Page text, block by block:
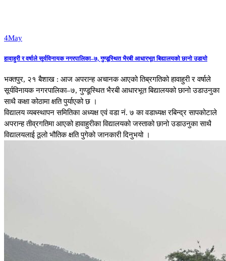
4May
हावाहुरी र वर्षाले सूर्यविनायक नगरपालिका–७, गुण्डूस्थित भैरबी आधारभूत बिद्यालयको छानो उडायो
भक्तपुर, २१ बैशाख : आज अपरान्ह अचानक आएको तिब्रगतिको हावाहुरी र वर्षाले
सूर्यविनायक नगरपालिका–७, गुण्डूस्थित भैरबी आधारभूत बिद्यालयको छानो उडाउनुका
साथै कक्षा कोठामा क्षति पुर्याएको छ ।
विद्यालय व्यबस्थापन समितिका अध्यक्ष एवं वडा नं. ७ का वडाध्यक्ष रबिन्द्र सापकोटाले
अपरान्ह तीव्रगतिमा आएको हावाहुरीका विद्यालयको जस्ताको छानो उडाउनुका साथै
विद्यालयलाई ठूलो भौतिक क्षति पुगेको जानकारी दिनुभयो ।